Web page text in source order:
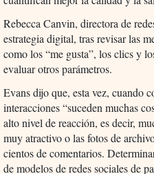
Rebecca Canvin, directora de
estrategia digital, tras revisar las
como los “me gusta”, los clics y
evaluar otros parámetros.
Evans dijo que, esta vez, cuando
interacciones “suceden muchas
alto nivel de reacción, es decir,
muy atractivo o las fotos de
cientos de comentarios.
de modelos de redes sociales de